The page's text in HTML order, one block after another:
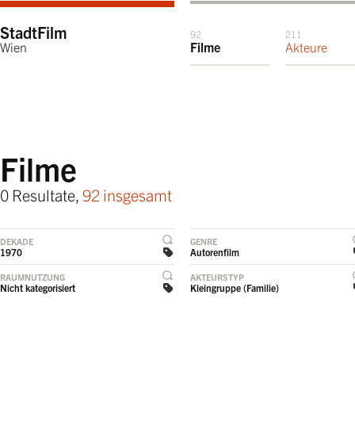
StadtFilm
Wien
92
Filme
211
Akteure
Filme
0 Resultate, 92 insgesamt
DEKADE
1970
GENRE
Autorenfilm
RAUMNUTZUNG
Nicht kategorisiert
AKTEURSTYP
Kleingruppe (Familie)